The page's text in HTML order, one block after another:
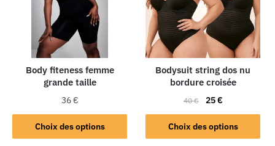
Body fiteness femme
grande taille
36€
Choix des options
Bodysuit string dos nu
bordure croisée
40€ 25€
Choix des options